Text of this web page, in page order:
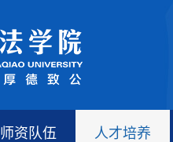
师资队伍 人才培养